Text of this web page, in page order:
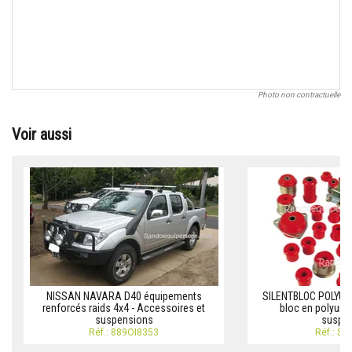
Photo non contractuelle
Voir aussi
NISSAN NAVARA D40 équipements
renforcés raids 4x4 - Accessoires et
suspensions
Réf.: 889OI8353
SILENTBLOC
bloc en
Réf.: